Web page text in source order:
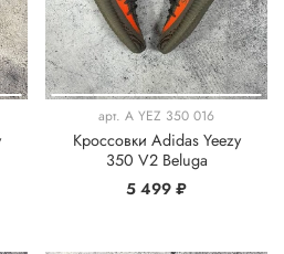
арт. A YEZ 350 016
Кроссовки Adidas Yeezy
350 V2 Beluga
5 499 ₽